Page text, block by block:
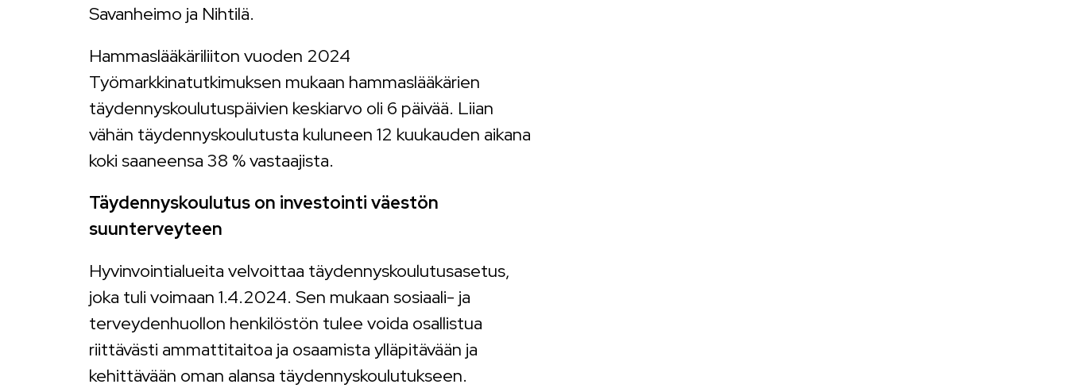
Savanheimo ja Nihtilä.
Hammaslääkäriliiton vuoden 2024
Työmarkkinatutkimuksen mukaan hammaslääkärien
täydennyskoulutuspäivien keskiarvo oli 6 päivää. Liian
vähän täydennyskoulutusta kuluneen 12 kuukauden aikana
koki saaneensa 38 % vastaajista.
Täydennyskoulutus on investointi väestön
suunterveyteen
Hyvinvointialueita velvoittaa täydennyskoulutusasetus,
joka tuli voimaan 1.4.2024. Sen mukaan sosiaali- ja
terveydenhuollon henkilöstön tulee voida osallistua
riittävästi ammattitaitoa ja osaamista ylläpitävään ja
kehittävään oman alansa täydennyskoulutukseen.